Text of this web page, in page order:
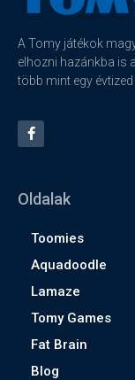
A Tomy játékok
elhozni hazánkba is
több mint egy
Oldalak
Toomies
Aquadoodle
Lamaze
Tomy Games
Fat Brain
Blog